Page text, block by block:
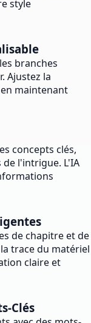
style
branches
Ajustez la
maintenant
concepts clés,
de l'intrigue. L'IA
de chapitre et de
trace du matériel
claire et
Clés